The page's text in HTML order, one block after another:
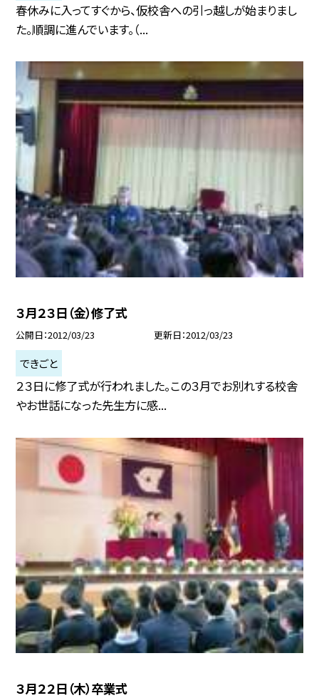
春休みに入ってすぐから、仮校舎への引っ越しが始まりまし
た。順調に進んでいます。（...
３月２３日（金）修了式
公開日 2012/03/23 更新日 2012/03/23
できごと
２３日に修了式が行われました。この３月でお別れする校舎
やお世話になった先生方に感...
３月２２日（木）卒業式